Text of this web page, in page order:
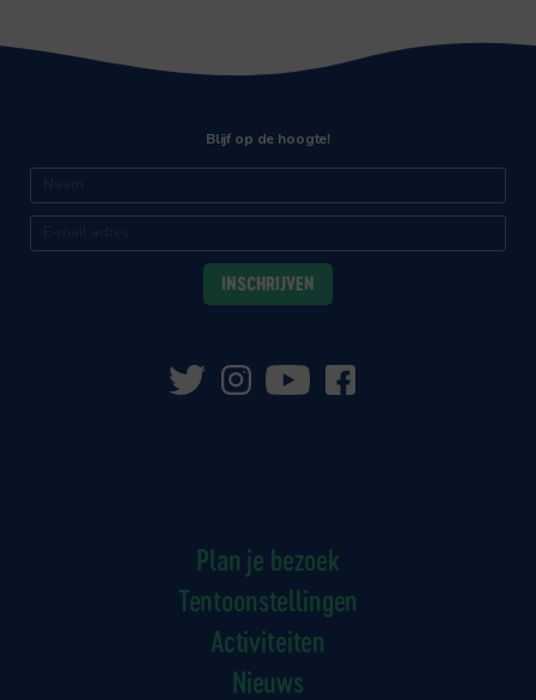
Plan je bezoek
Tentoonstellingen
Activiteiten
Nieuws
Blijf op de hoogte!